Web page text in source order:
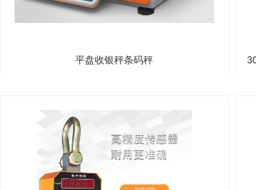
平盘收银秤条码秤